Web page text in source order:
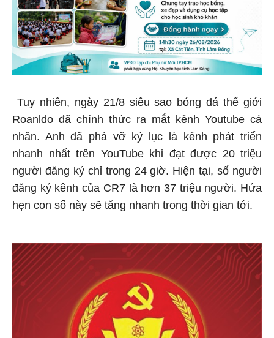
Tuy nhiên, ngày 21/8 siêu sao bóng đá thế giới
Roanldo đã chính thức ra mắt kênh Youtube cá
nhân. Anh đã phá vỡ kỷ lục là kênh phát triển
nhanh nhất trên YouTube khi đạt được 20 triệu
người đăng ký chỉ trong 24 giờ. Hiện tại, số người
đăng ký kênh của CR7 là hơn 37 triệu người. Hứa
hẹn con số này sẽ tăng nhanh trong thời gian tới.